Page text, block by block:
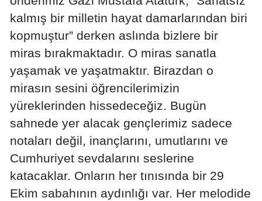
Karabük
Kilis
Osmaniye
kalmış bir milletin hayat damarlarından biri
kopmuştur” derken aslında bizlere bir
miras bırakmaktadır. O miras sanatla
yaşamak ve yaşatmaktır. Birazdan o
mirasın sesini öğrencilerimizin
yüreklerinden hissedeceğiz. Bugün
sahnede yer alacak gençlerimiz sadece
notaları değil, inançlarını, umutlarını ve
Cumhuriyet sevdalarını seslerine
katacaklar. Onların her tınısında bir 29
Ekim sabahının aydınlığı var. Her melodide